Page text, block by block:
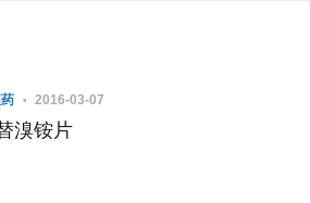
2016-03-07
溴铵片